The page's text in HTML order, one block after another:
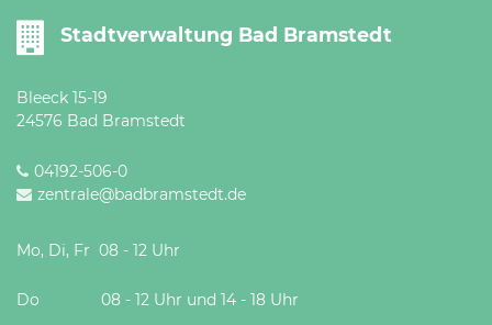
Stadtverwaltung Bad Bramstedt
Bleeck 15-19
24576 Bad Bramstedt
04192-506-0
zentrale@badbramstedt.de
Mo, Di, Fr 08 - 12 Uhr
Do 08 - 12 Uhr und 14 - 18 Uhr